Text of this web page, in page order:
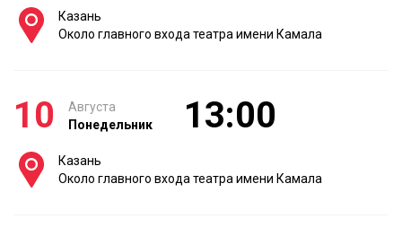
Казань
Около главного входа театра имени Камала
10
Августа
Понедельник
13:00
Казань
Около главного входа театра имени Камала